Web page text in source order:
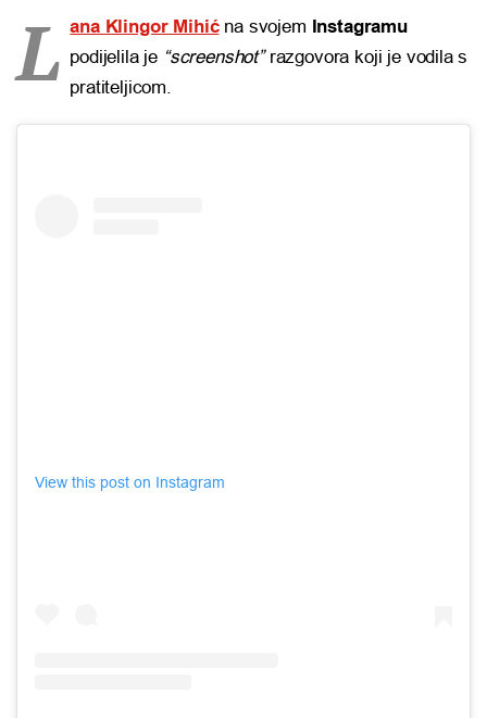
L ana Klingor Mihićna svojem Instagramu
podijelila je “screenshot”razgovora koji je vodila s
pratiteljicom.
View this post on Instagram